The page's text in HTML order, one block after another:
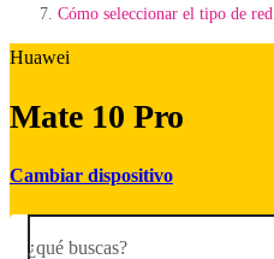
Cómo seleccionar el tipo de red
Huawei
Mate 10 Pro
Cambiar dispositivo
¿qué buscas?